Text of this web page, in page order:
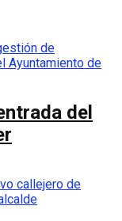
del